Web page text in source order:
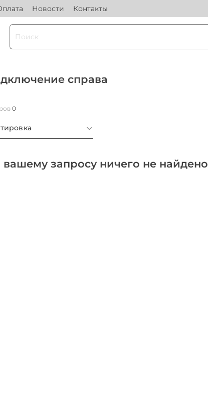
Новости Контакты
справа
0
вашему запросу ничего не найдено